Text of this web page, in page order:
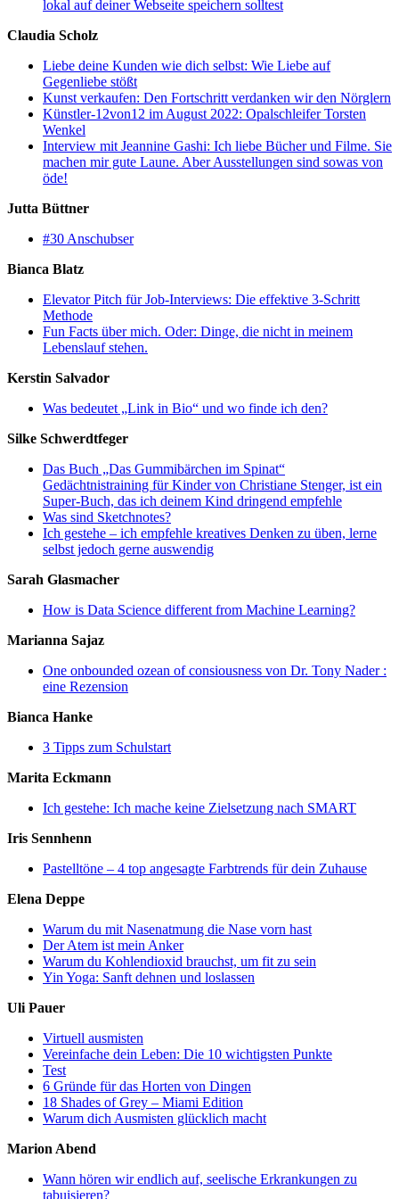
lokal auf deiner Webseite speichern solltest
Claudia Scholz
Liebe deine Kunden wie dich selbst: Wie Liebe auf
Gegenliebe stößt
Kunst verkaufen: Den Fortschritt verdanken wir den Nörglern
Künstler-12von12 im August 2022: Opalschleifer Torsten
Wenkel
Interview mit Jeannine Gashi: Ich liebe Bücher und Filme. Sie
machen mir gute Laune. Aber Ausstellungen sind sowas von
öde!
Jutta Büttner
#30 Anschubser
Bianca Blatz
Elevator Pitch für Job-Interviews: Die effektive 3-Schritt
Methode
Fun Facts über mich. Oder: Dinge, die nicht in meinem
Lebenslauf stehen.
Kerstin Salvador
Was bedeutet „Link in Bio“ und wo finde ich den?
Silke Schwerdtfeger
Das Buch „Das Gummibärchen im Spinat“
Gedächtnistraining für Kinder von Christiane Stenger, ist ein
Super-Buch, das ich deinem Kind dringend empfehle
Was sind Sketchnotes?
Ich gestehe – ich empfehle kreatives Denken zu üben, lerne
selbst jedoch gerne auswendig
Sarah Glasmacher
How is Data Science different from Machine Learning?
Marianna Sajaz
One onbounded ozean of consiousness von Dr. Tony Nader :
eine Rezension
Bianca Hanke
3 Tipps zum Schulstart
Marita Eckmann
Ich gestehe: Ich mache keine Zielsetzung nach SMART
Iris Sennhenn
Pastelltöne – 4 top angesagte Farbtrends für dein Zuhause
Elena Deppe
Warum du mit Nasenatmung die Nase vorn hast
Der Atem ist mein Anker
Warum du Kohlendioxid brauchst, um fit zu sein
Yin Yoga: Sanft dehnen und loslassen
Uli Pauer
Virtuell ausmisten
Vereinfache dein Leben: Die 10 wichtigsten Punkte
Test
6 Gründe für das Horten von Dingen
18 Shades of Grey – Miami Edition
Warum dich Ausmisten glücklich macht
Marion Abend
Wann hören wir endlich auf, seelische Erkrankungen zu
tabuisieren?